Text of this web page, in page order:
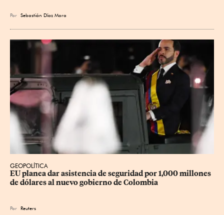
Por Sebastián Díaz Mora
GEOPOLÍTICA
EU planea dar asistencia de seguridad por 1,000 millones
de dólares al nuevo gobierno de Colombia
Por Reuters